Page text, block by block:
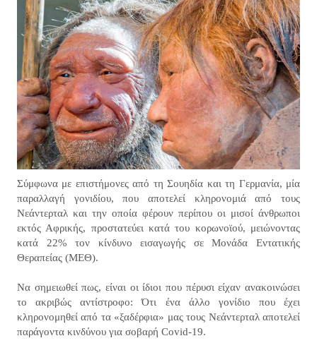
Σύμφωνα με επιστήμονες από τη Σουηδία και τη Γερμανία, μία
παραλλαγή γονιδίου, που αποτελεί κληρονομιά από τους
Νεάντερταλ και την οποία φέρουν περίπου οι μισοί άνθρωποι
εκτός Αφρικής, προστατεύει κατά του κορωνοϊού, μειώνοντας
κατά 22% τον κίνδυνο εισαγωγής σε Μονάδα Εντατικής
Θεραπείας (ΜΕΘ).
Να σημειωθεί πως, είναι οι ίδιοι που πέρυσι είχαν ανακοινώσει
το ακριβώς αντίστροφο: Ότι ένα άλλο γονίδιο που έχει
κληρονομηθεί από τα «ξαδέρφια» μας τους Νεάντερταλ αποτελεί
παράγοντα κινδύνου για σοβαρή Covid-19.